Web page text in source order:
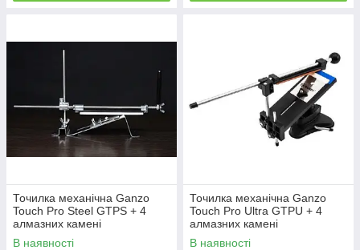
Точилка механічна Ganzo
Touch Pro Steel GTPS + 4
алмазних камені
В наявності
Точилка механічна Ganzo
Touch Pro Ultra GTPU + 4
алмазних камені
В наявності